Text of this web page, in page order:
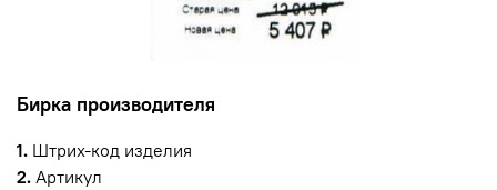
Бирка производителя
1. Штрих-код изделия
2. Артикул